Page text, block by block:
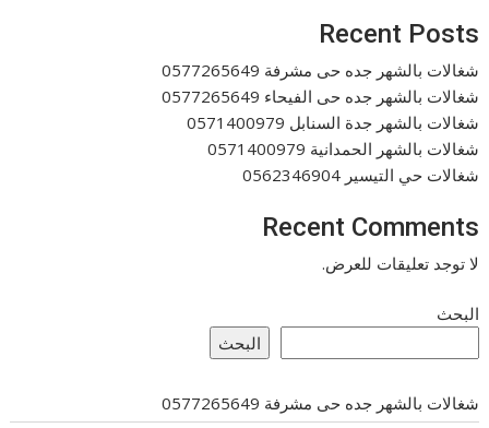
Recent Posts
شغالات بالشهر جده حى مشرفة 0577265649
شغالات بالشهر جده حى الفيحاء 0577265649
شغالات بالشهر جدة السنابل 0571400979
شغالات بالشهر الحمدانية 0571400979
شغالات حي التيسير 0562346904
Recent Comments
لا توجد تعليقات للعرض.
البحث
البحث
شغالات بالشهر جده حى مشرفة 0577265649